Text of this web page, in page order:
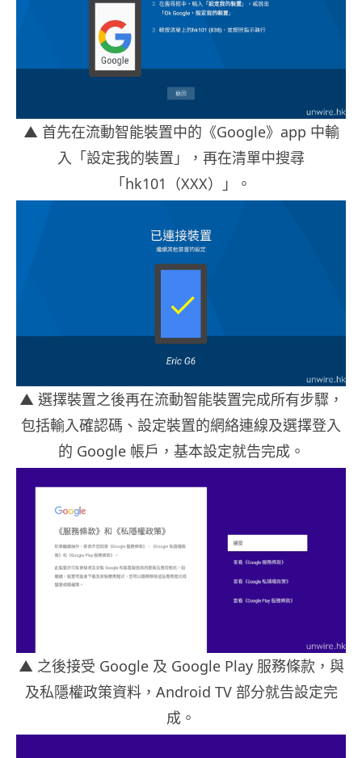
▲ 首先在流動智能裝置中的《Google》app 中輸
入「設定我的裝置」，再在清單中搜尋
「hk101（XXX）」。
▲ 選擇裝置之後再在流動智能裝置完成所有步驟，
包括輸入確認碼、設定裝置的網絡連線及選擇登入
的 Google 帳戶，基本設定就告完成。
▲ 之後接受 Google 及 Google Play 服務條款，與
及私隱權政策資料，Android TV 部分就告設定完
成。